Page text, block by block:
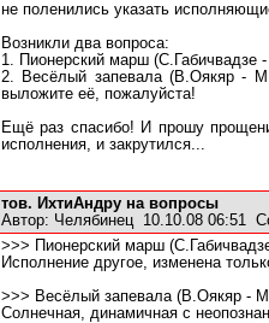
не поленились указать
Возникли два вопроса:
1. Пионерский марш (С.Габичвадзе
2. Весёлый запевала (В.Оякяр -
выложите её, пожалуйста!
Ещё раз спасибо! И прошу
исполнения, и закрутился...
тов. ИхтиАндру на вопросы
Автор: Челябинец10.10.08 06:51
>>> Пионерский марш
Исполнение другое, изменена
>>> Весёлый запевала (В.Оякяр -
Солнечная, динамичная с